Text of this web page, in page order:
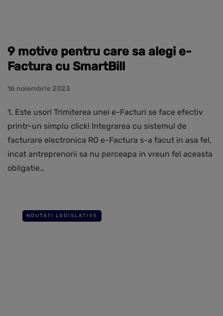
9 motive pentru care sa alegi e-
Factura cu SmartBill
16 noiembrie 2023
1. Este usor! Trimiterea unei e-Facturi se face efectiv
printr-un simplu click! Integrarea cu sistemul de
facturare electronica RO e-Factura s-a facut in asa fel,
incat antreprenorii sa nu perceapa in vreun fel aceasta
obligatie…
NOUTATI LEGISLATIVE